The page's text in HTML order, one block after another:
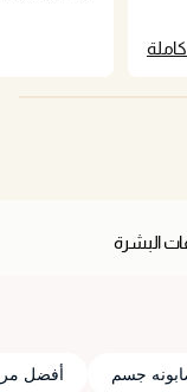
lost
كاملة
البشرة
جسم أفضل